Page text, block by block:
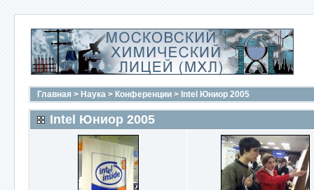
Главная > Наука > Конференции > Intel Юниор 2005
Intel Юниор 2005